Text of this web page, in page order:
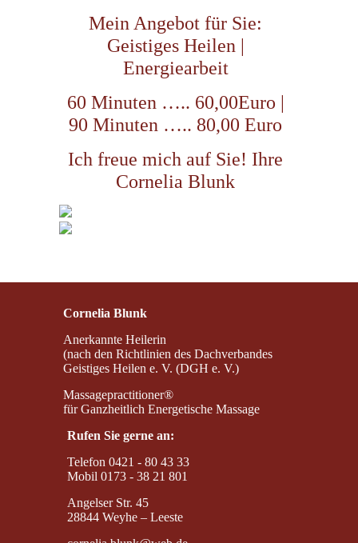
Mein Angebot für Sie:
Geistiges Heilen |
Energiearbeit
60 Minuten ….. 60,00Euro |
90 Minuten ….. 80,00 Euro
Ich freue mich auf Sie! Ihre
Cornelia Blunk
Cornelia Blunk
Anerkannte Heilerin
(nach den Richtlinien des Dachverbandes
Geistiges Heilen e. V. (DGH e. V.)
Massagepractitioner®
für Ganzheitlich Energetische Massage
Rufen Sie gerne an:
Telefon 0421 - 80 43 33
Mobil 0173 - 38 21 801
Angelser Str. 45
28844 Weyhe – Leeste